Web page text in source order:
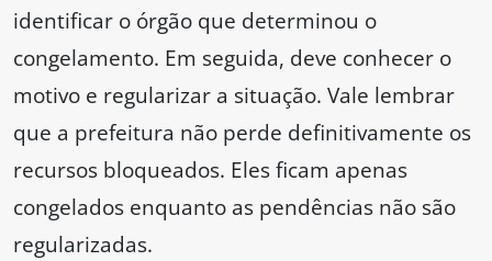
identificar o órgão que determinou o
congelamento. Em seguida, deve conhecer o
motivo e regularizar a situação. Vale lembrar
que a prefeitura não perde definitivamente os
recursos bloqueados. Eles ficam apenas
congelados enquanto as pendências não são
regularizadas.